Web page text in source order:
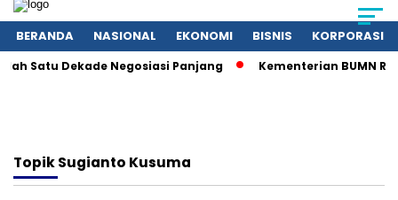
BERANDA NASIONAL EKONOMI BISNIS KORPORASI
Satu Dekade Negosiasi Panjang Kementerian BUMN
TopikSugianto Kusuma